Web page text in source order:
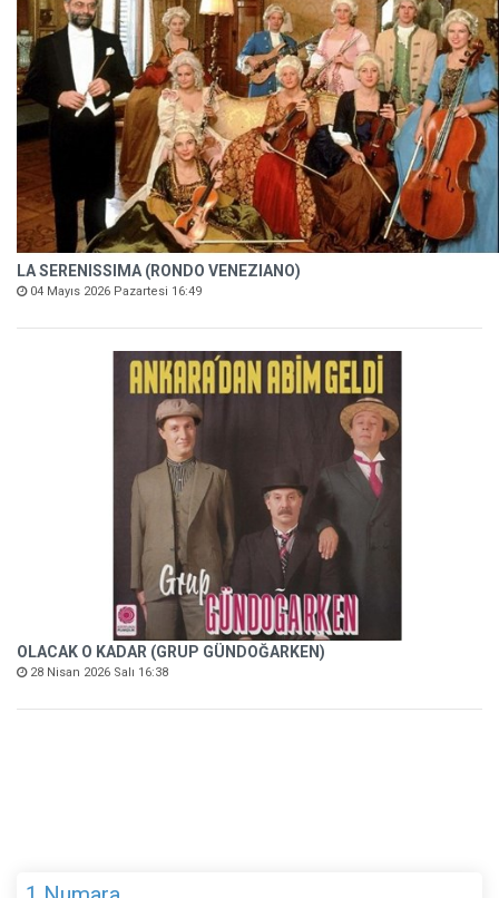
LA SERENISSIMA (RONDO VENEZIANO)
04 Mayıs 2026 Pazartesi 16:49
OLACAK O KADAR (GRUP GÜNDOĞARKEN)
28 Nisan 2026 Salı 16:38